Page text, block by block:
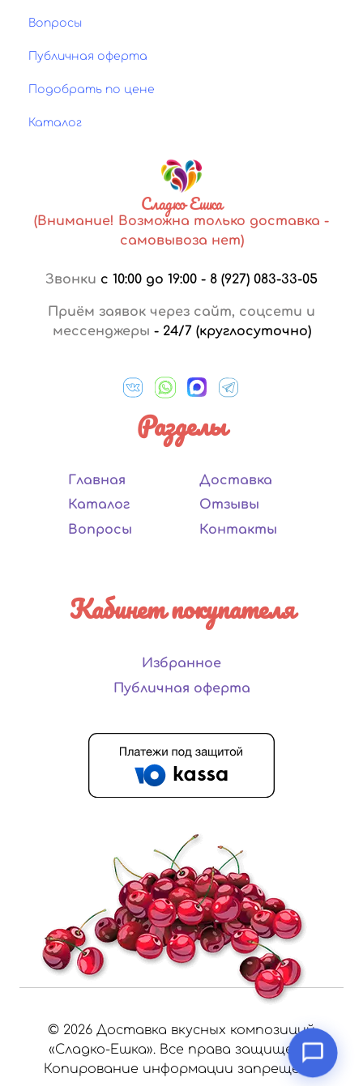
Вопросы
Публичная оферта
Подобрать по цене
Каталог
Сладко Ешка
(Внимание! Возможна только доставка -
самовывоза нет)
Звонки с 10:00 до 19:00 - 8 (927) 083-33-05
Приём заявок через сайт, соцсети и
мессенджеры - 24/7 (круглосуточно)
Разделы
Главная
Каталог
Вопросы
Доставка
Отзывы
Контакты
Кабинет покупателя
Избранное
Публичная оферта
© 2026 Доставка вкусных композиций
«Сладко-Ешка». Все права защищены.
Копирование информации запрещено.